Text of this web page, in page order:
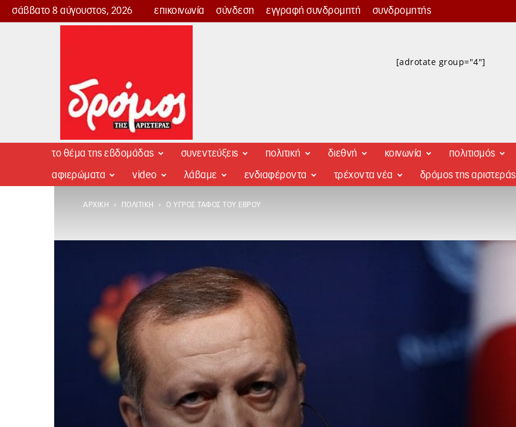
σάββατο 8 αύγουστος, 2026 επικοινωνία σύνδεση εγγραφή συνδρομητή συνδρομητής
Δρόμος
[adrotate group="4"]
το θέμα της εβδομάδας συνεντεύξεις πολιτική διεθνή κοινωνία πολιτισμός
αφιερώματα video λάβαμε ενδιαφέροντα τρέχοντα νέα δρόμος της αριστεράς
ΑΡΧΙΚΉ ΠΟΛΙΤΙΚΉ Ο ΥΓΡΌΣ ΤΆΦΟΣ ΤΟΥ ΈΒΡΟΥ